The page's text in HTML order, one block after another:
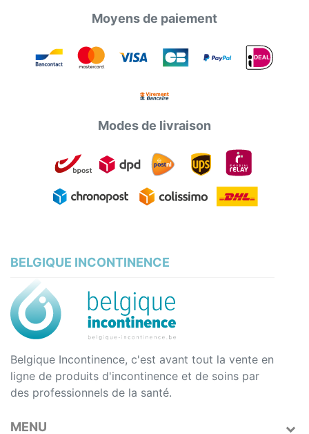
Moyens de paiement
Modes de livraison
BELGIQUE INCONTINENCE
Belgique Incontinence, c'est avant tout la vente en
ligne de produits d'incontinence et de soins par
des professionnels de la santé.
MENU